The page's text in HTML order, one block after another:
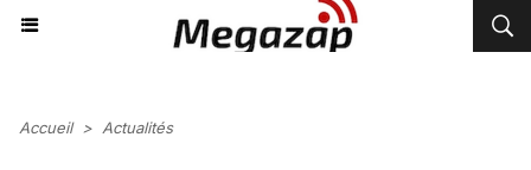
Accueil > Actualités